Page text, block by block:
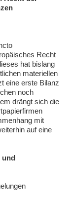
Recht
hat bislang
materiellen
eine erste Bilanz
noch
drängt sich die
mit
auf eine